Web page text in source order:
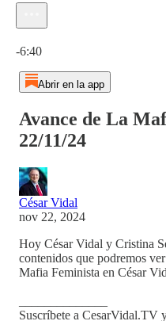
-6:40
Abrir en la app
Avance de La
22/11/24
César Vidal
nov 22, 2024
Hoy César Vidal y Cristina
contenidos que podremos
Mafia Feminista en César
Suscríbete a CesarVidal.TV